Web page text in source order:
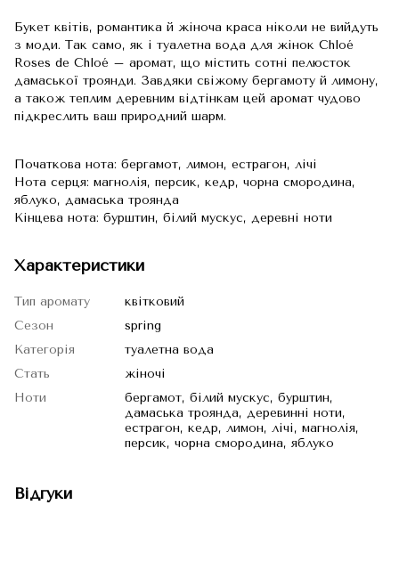
Букет квітів, романтика й жіноча краса ніколи не вийдуть
з моди. Так само, як і туалетна вода для жінок Chloé
Roses de Chloé – аромат, що містить сотні пелюсток
дамаської троянди. Завдяки свіжому бергамоту й лимону,
а також теплим деревним відтінкам цей аромат чудово
підкреслить ваш природний шарм.
Початкова нота: бергамот, лимон, естрагон, лічі
Нота серця: магнолія, персик, кедр, чорна смородина,
яблуко, дамаська троянда
Кінцева нота: бурштин, білий мускус, деревні ноти
Характеристики
Тип аромату
квітковий
Сезон
spring
Категорія
туалетна вода
Стать
жіночі
Ноти
бергамот, білий мускус, бурштин,
дамаська троянда, деревинні ноти,
естрагон, кедр, лимон, лічі, магнолія,
персик, чорна смородина, яблуко
Відгуки